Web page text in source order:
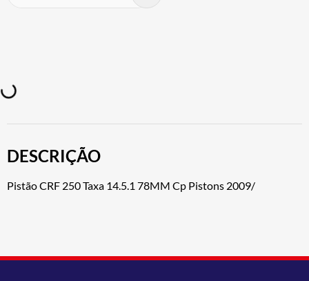
DESCRIÇÃO
Pistão CRF 250 Taxa 14.5.1 78MM Cp Pistons 2009/